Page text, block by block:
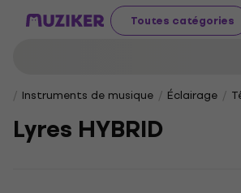
Toutes catégories
Instruments de musique Éclairage
Lyres HYBRID